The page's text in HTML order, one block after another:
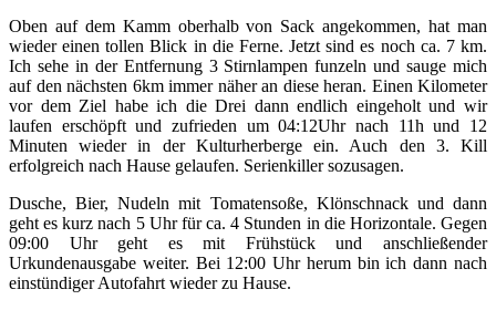
Oben auf dem Kamm oberhalb von Sack angekommen, hat man
wieder einen tollen Blick in die Ferne. Jetzt sind es noch ca. 7 km.
Ich sehe in der Entfernung 3 Stirnlampen funzeln und sauge mich
auf den nächsten 6km immer näher an diese heran. Einen Kilometer
vor dem Ziel habe ich die Drei dann endlich eingeholt und wir
laufen erschöpft und zufrieden um 04:12Uhr nach 11h und 12
Minuten wieder in der Kulturherberge ein. Auch den 3. Kill
erfolgreich nach Hause gelaufen. Serienkiller sozusagen.
Dusche, Bier, Nudeln mit Tomatensoße, Klönschnack und dann
geht es kurz nach 5 Uhr für ca. 4 Stunden in die Horizontale. Gegen
09:00 Uhr geht es mit Frühstück und anschließender
Urkundenausgabe weiter. Bei 12:00 Uhr herum bin ich dann nach
einstündiger Autofahrt wieder zu Hause.